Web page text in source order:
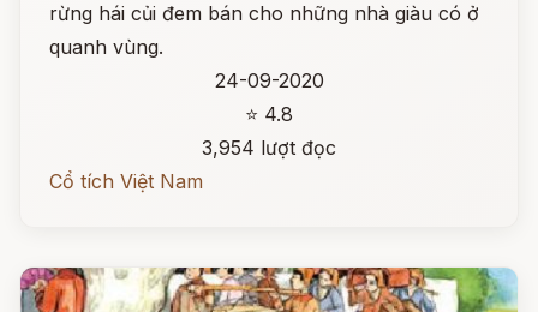
rừng hái củi đem bán cho những nhà giàu có ở
quanh vùng.
24-09-2020
⭐ 4.8
3,954 lượt đọc
Cổ tích Việt Nam